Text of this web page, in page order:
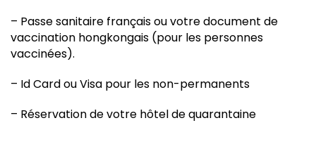
– Passe sanitaire français ou votre document de
vaccination hongkongais (pour les personnes
vaccinées).
– Id Card ou Visa pour les non-permanents
– Réservation de votre hôtel de quarantaine